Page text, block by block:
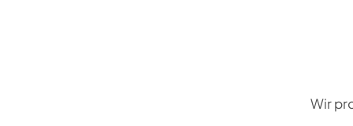
Wir